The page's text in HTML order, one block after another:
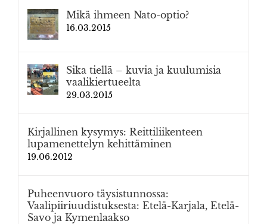
Mikä ihmeen Nato-optio?
16.03.2015
Sika tiellä – kuvia ja kuulumisia
vaalikiertueelta
29.03.2015
Kirjallinen kysymys: Reittiliikenteen
lupamenettelyn kehittäminen
19.06.2012
Puheenvuoro täysistunnossa:
Vaalipiiriuudistuksesta: Etelä-Karjala, Etelä-
Savo ja Kymenlaakso